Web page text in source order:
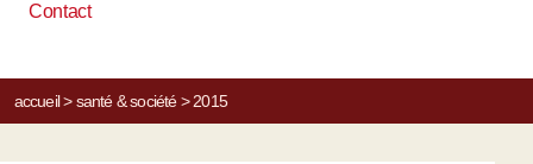
Contact
accueil> santé & société> 2015